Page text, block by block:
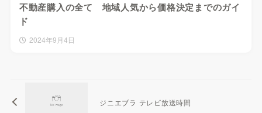
不動産購入の全て 地域人気から価格決定までのガイ
ド
2024年9月4日
ジニエブラ テレビ放送時間